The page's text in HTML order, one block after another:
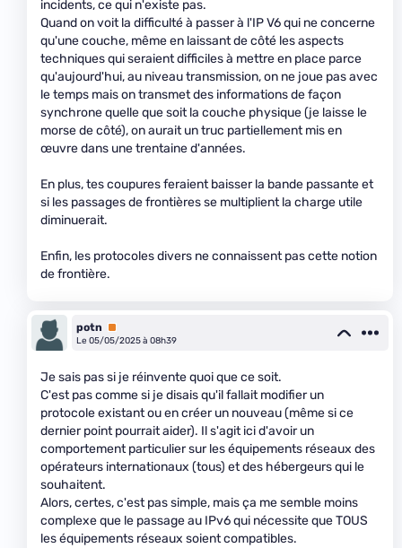
incidents, ce qui n'existe pas.
Quand on voit la difficulté à passer à l'IP V6 qui ne concerne
qu'une couche, même en laissant de côté les aspects
techniques qui seraient difficiles à mettre en place parce
qu'aujourd'hui, au niveau transmission, on ne joue pas avec
le temps mais on transmet des informations de façon
synchrone quelle que soit la couche physique (je laisse le
morse de côté), on aurait un truc partiellement mis en
œuvre dans une trentaine d'années.
En plus, tes coupures feraient baisser la bande passante et
si les passages de frontières se multiplient la charge utile
diminuerait.
Enfin, les protocoles divers ne connaissent pas cette notion
de frontière.
potn
Premium
Le 05/05/2025 à 08h39
Je sais pas si je réinvente quoi que ce soit.
C'est pas comme si je disais qu'il fallait modifier un
protocole existant ou en créer un nouveau (même si ce
dernier point pourrait aider). Il s'agit ici d'avoir un
comportement particulier sur les équipements réseaux des
opérateurs internationaux (tous) et des hébergeurs qui le
souhaitent.
Alors, certes, c'est pas simple, mais ça me semble moins
complexe que le passage au IPv6 qui nécessite que TOUS
les équipements réseaux soient compatibles.